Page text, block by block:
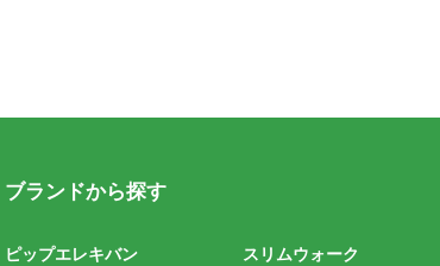
ブランドから探す
ピップエレキバン スリムウォーク